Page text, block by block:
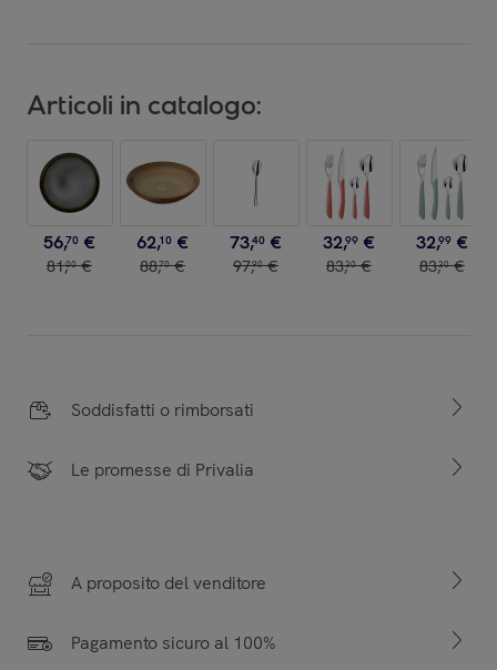
Articoli in catalogo:
56,70 €
81,00 €
62,10 €
88,70 €
73,40 €
97,90 €
32,99 €
83,30 €
32,99 €
83,30 €
Soddisfatti o rimborsati
Le promesse di Privalia
A proposito del venditore
Pagamento sicuro al 100%